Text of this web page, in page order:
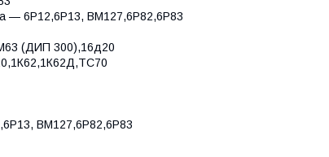
— 6Р12,6Р13, ВМ127,6Р82,6Р83
(ДИП 300),16д20
ВМ127,6Р82,6Р83